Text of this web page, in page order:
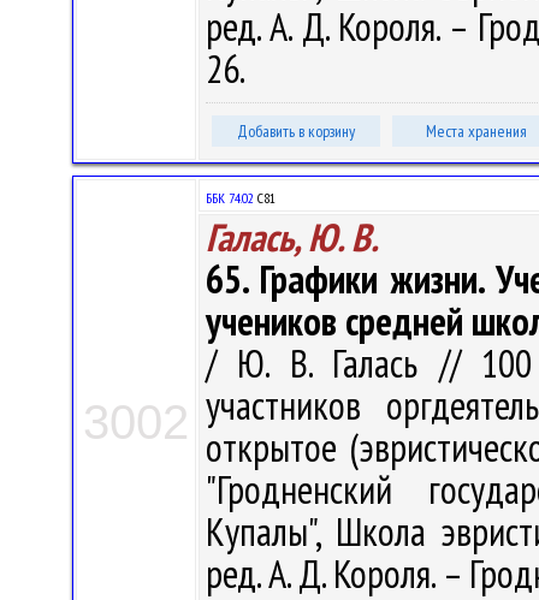
ред. А. Д. Короля. –
26.
Добавить в корзину Места хранения
3002
ББК 74.02 С81
Галась, Ю. В.
65. Графики жизни.
учеников средней
/ Ю. В. Галась // 100
участников
открытое
"Гродненский
Купалы", Школа
ред. А. Д. Короля. –